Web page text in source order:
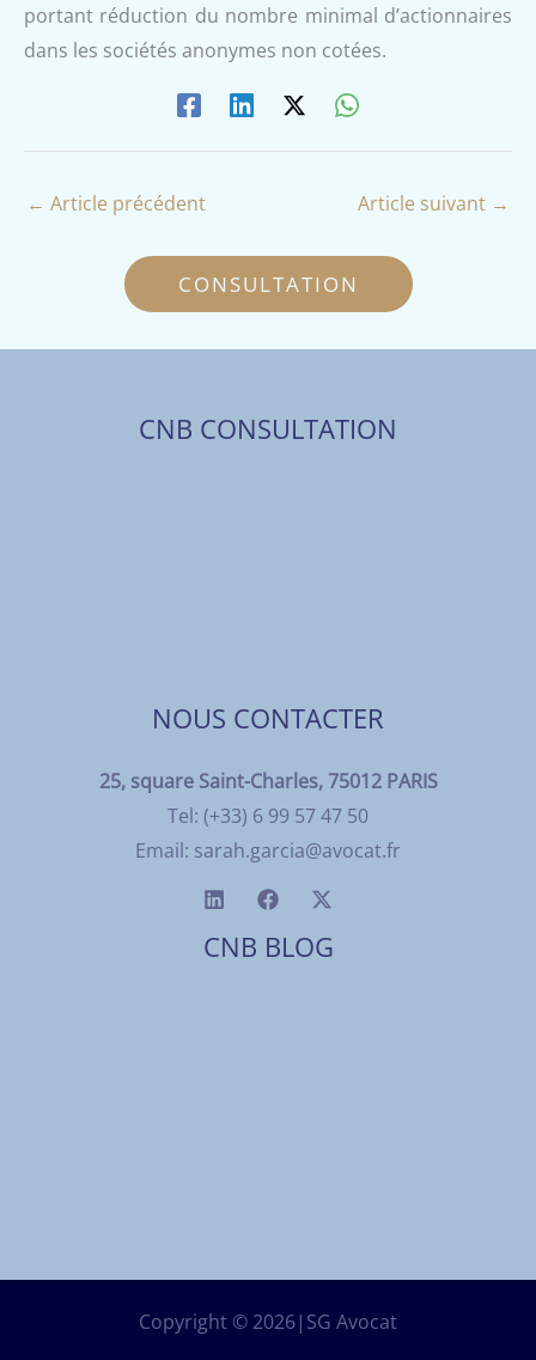
portant réduction du nombre minimal d’actionnaires
dans les sociétés anonymes non cotées.
← Article précédent Article suivant →
CONSULTATION
CNB CONSULTATION
NOUS CONTACTER
25, square Saint-Charles, 75012 PARIS
Tel: (+33) 6 99 57 47 50
Email: sarah.garcia@avocat.fr
CNB BLOG
Copyright © 2026|SG Avocat